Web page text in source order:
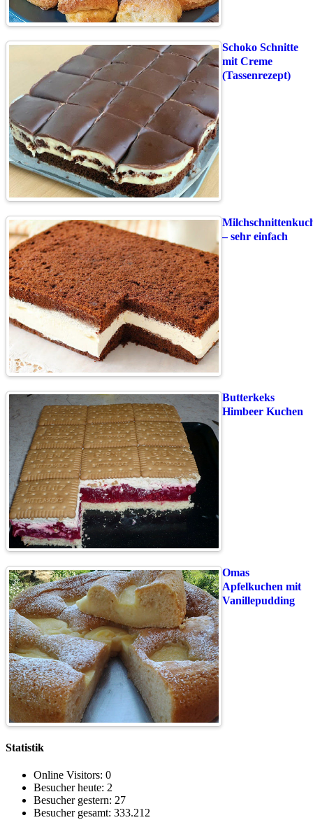
Schoko Schnitte
mit Creme
(Tassenrezept)
– sehr einfach
Butterkeks
Himbeer Kuchen
Omas
Apfelkuchen mit
Vanillepudding
Statistik
Online Visitors: 0
Besucher heute: 2
Besucher gestern: 27
Besucher gesamt: 333.212